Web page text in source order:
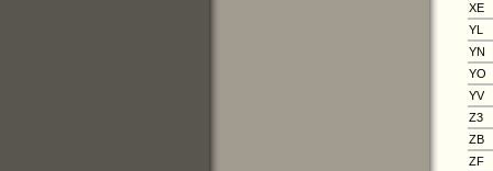
XE
YL
YN
YO
YV
Z3
ZB
ZF